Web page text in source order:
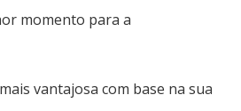
momento para a
vantajosa com base na sua